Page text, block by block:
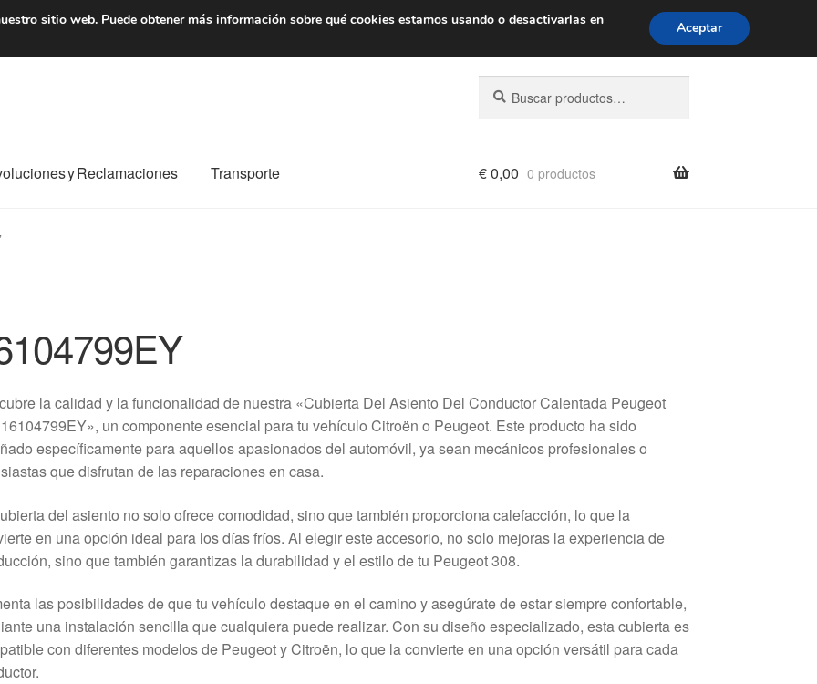
EUR De lunes a viernes de 9 a. m. a 4 p. m.900 933 246
por:
y Reclamaciones Transporte
al mundo entero
€0,00 0 productos
la calidad y la funcionalidad de nuestra «Cubierta Del Asiento Del Conductor Calentada Peugeot
un componente esencial para tu vehículo Citroën o Peugeot. Este producto ha sido
específicamente para aquellos apasionados del automóvil, ya sean mecánicos profesionales o
que disfrutan de las reparaciones en casa.
del asiento no solo ofrece comodidad, sino que también proporciona calefacción, lo que la
en una opción ideal para los días fríos. Al elegir este accesorio, no solo mejoras la experiencia de
sino que también garantizas la durabilidad y el estilo de tu Peugeot 308.
las posibilidades de que tu vehículo destaque en el camino y asegúrate de estar siempre confortable,
una instalación sencilla que cualquiera puede realizar. Con su diseño especializado, esta cubierta es
con diferentes modelos de Peugeot y Citroën, lo que la convierte en una opción versátil para cada
sitio web. Puede obtener más información sobre qué cookies estamos usando o desactivarlas en Aceptar